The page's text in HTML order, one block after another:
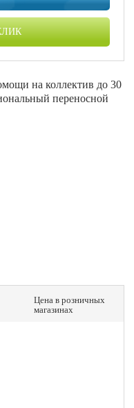
на коллектив до 30
переносной
Цена в розничных
магазинах